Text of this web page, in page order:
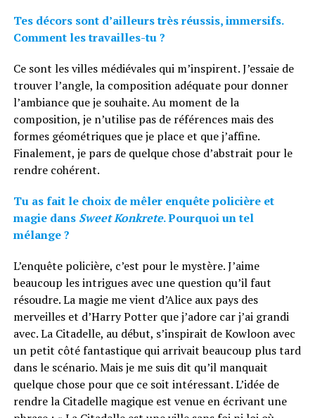
Tes décors sont d’ailleurs très réussis, immersifs.
Comment les travailles-tu ?
Ce sont les villes médiévales qui m’inspirent. J’essaie de
trouver l’angle, la composition adéquate pour donner
l’ambiance que je souhaite. Au moment de la
composition, je n’utilise pas de références mais des
formes géométriques que je place et que j’affine.
Finalement, je pars de quelque chose d’abstrait pour le
rendre cohérent.
Tu as fait le choix de mêler enquête policière et
magie dans Sweet Konkrete. Pourquoi un tel
mélange ?
L’enquête policière, c’est pour le mystère. J’aime
beaucoup les intrigues avec une question qu’il faut
résoudre. La magie me vient d’Alice aux pays des
merveilles et d’Harry Potter que j’adore car j’ai grandi
avec. La Citadelle, au début, s’inspirait de Kowloon avec
un petit côté fantastique qui arrivait beaucoup plus tard
dans le scénario. Mais je me suis dit qu’il manquait
quelque chose pour que ce soit intéressant. L’idée de
rendre la Citadelle magique est venue en écrivant une